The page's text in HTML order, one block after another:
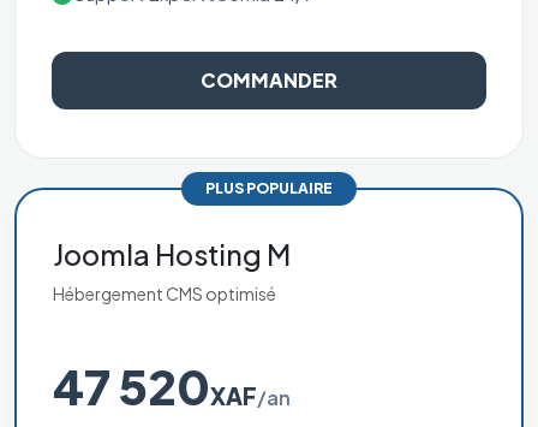
COMMANDER
PLUS POPULAIRE
Joomla Hosting M
Hébergement CMS optimisé
47 520XAF/an